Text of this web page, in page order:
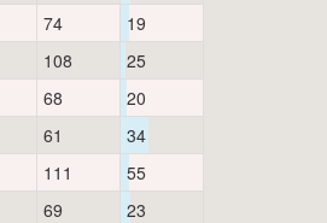
74
19
108
25
68
20
61
34
111
55
69
23